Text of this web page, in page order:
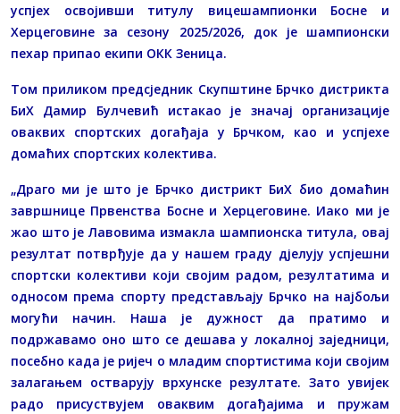
успјех освојивши титулу вицешампионки Босне и
Херцеговине за сезону 2025/2026, док је шампионски
пехар припао екипи ОКК Зеница.
Том приликом предсједник Скупштине Брчко дистрикта
БиХ Дамир Булчевић истакао је значај организације
оваквих спортских догађаја у Брчком, као и успјехе
домаћих спортских колектива.
„Драго ми је што је Брчко дистрикт БиХ био домаћин
завршнице Првенства Босне и Херцеговине. Иако ми је
жао што је Лавовима измакла шампионска титула, овај
резултат потврђује да у нашем граду дјелују успјешни
спортски колективи који својим радом, резултатима и
односом према спорту представљају Брчко на најбољи
могући начин. Наша је дужност да пратимо и
подржавамо оно што се дешава у локалној заједници,
посебно када је ријеч о младим спортистима који својим
залагањем остварују врхунске резултате. Зато увијек
радо присуствујем оваквим догађајима и пружам